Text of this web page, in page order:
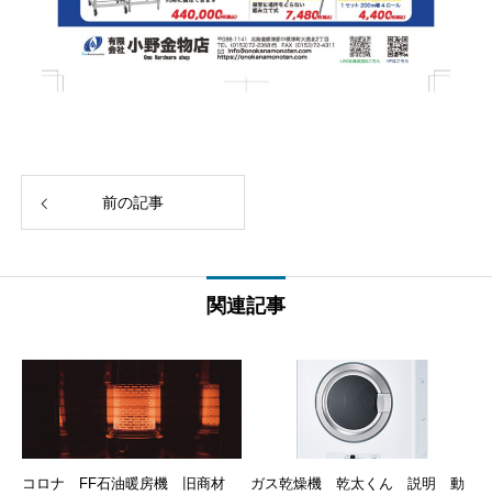
前の記事
関連記事
コロナ FF石油暖房機 旧商材
ガス乾燥機 乾太くん 説明 動